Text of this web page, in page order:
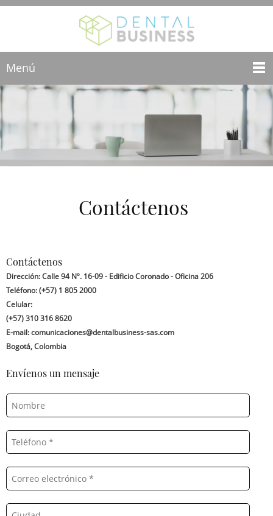
Menú
Contáctenos
Contáctenos
Dirección: Calle 94 Nº. 16-09 - Edificio Coronado - Oficina 206
Teléfono: (+57) 1 805 2000
Celular:
(+57) 310 316 8620
E-mail: comunicaciones@dentalbusiness-sas.com
Bogotá, Colombia
Envíenos un mensaje